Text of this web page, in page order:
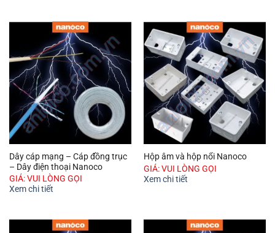
Dây cáp mạng – Cáp đồng trục
– Dây điện thoại Nanoco
GIÁ: VUI LÒNG GỌI
Xem chi tiết
Hộp âm và hộp nổi Nanoco
GIÁ: VUI LÒNG GỌI
Xem chi tiết